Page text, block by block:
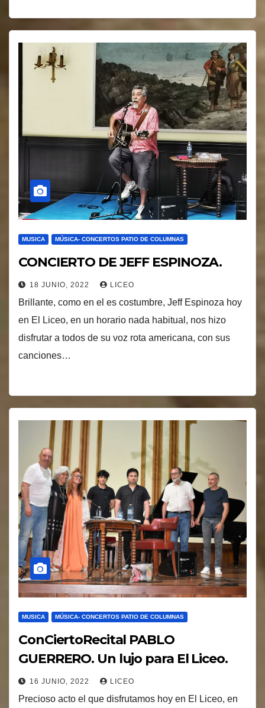
MUSICA MÚSICA- CONCERTOS PATIO DE COLUMNAS
CONCIERTO DE JEFF ESPINOZA.
18 JUNIO, 2022 LICEO
Brillante, como en el es costumbre, Jeff Espinoza hoy
en El Liceo, en un horario nada habitual, nos hizo
disfrutar a todos de su voz rota americana, con sus
canciones…
MUSICA MÚSICA- CONCERTOS PATIO DE COLUMNAS
ConCiertoRecital PABLO
GUERRERO. Un lujo para El Liceo.
16 JUNIO, 2022 LICEO
Precioso acto el que disfrutamos hoy en El Liceo, en